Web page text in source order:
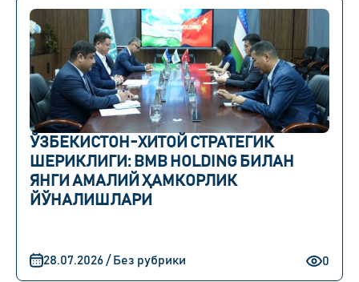
ЎЗБЕКИСТОН-ХИТОЙ СТРАТЕГИК
ШЕРИКЛИГИ: BMB HOLDING БИЛАН
ЯНГИ АМАЛИЙ ҲАМКОРЛИК
ЙЎНАЛИШЛАРИ
0
28.07.2026 / Без рубрики